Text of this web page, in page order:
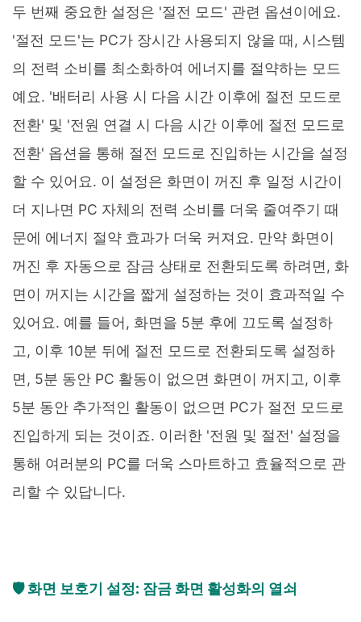
두 번째 중요한 설정은 '절전 모드' 관련 옵션이에요.
'절전 모드'는 PC가 장시간 사용되지 않을 때, 시스템
의 전력 소비를 최소화하여 에너지를 절약하는 모드
예요. '배터리 사용 시 다음 시간 이후에 절전 모드로
전환' 및 '전원 연결 시 다음 시간 이후에 절전 모드로
전환' 옵션을 통해 절전 모드로 진입하는 시간을 설정
할 수 있어요. 이 설정은 화면이 꺼진 후 일정 시간이
더 지나면 PC 자체의 전력 소비를 더욱 줄여주기 때
문에 에너지 절약 효과가 더욱 커져요. 만약 화면이
꺼진 후 자동으로 잠금 상태로 전환되도록 하려면, 화
면이 꺼지는 시간을 짧게 설정하는 것이 효과적일 수
있어요. 예를 들어, 화면을 5분 후에 끄도록 설정하
고, 이후 10분 뒤에 절전 모드로 전환되도록 설정하
면, 5분 동안 PC 활동이 없으면 화면이 꺼지고, 이후
5분 동안 추가적인 활동이 없으면 PC가 절전 모드로
진입하게 되는 것이죠. 이러한 '전원 및 절전' 설정을
통해 여러분의 PC를 더욱 스마트하고 효율적으로 관
리할 수 있답니다.
🛡️ 화면 보호기 설정: 잠금 화면 활성화의 열쇠